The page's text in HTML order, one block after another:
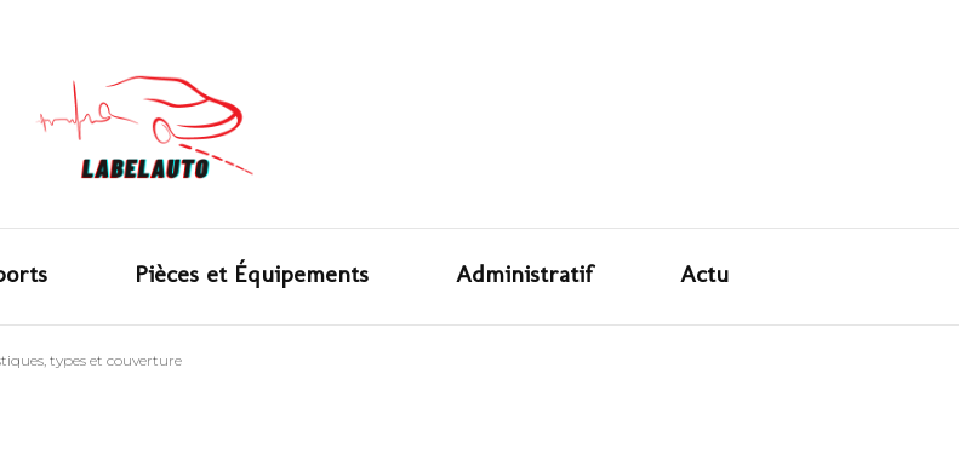
Auto
Pièces et Équipements Administratif Actu
types et couverture